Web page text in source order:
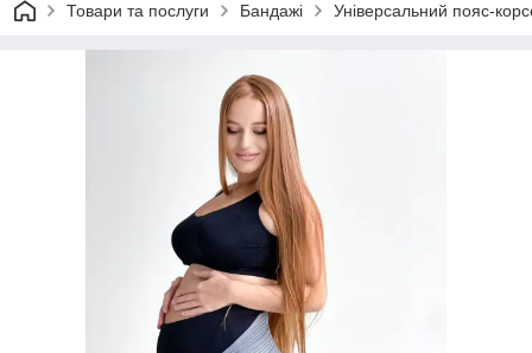
Товари та послуги Бандажі Універсальний пояс-